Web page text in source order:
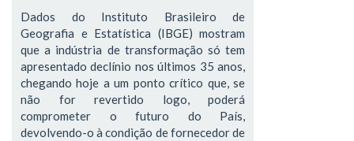
Dados do Instituto Brasileiro de
Geografia e Estatística (IBGE) mostram
que a indústria de transformação só tem
apresentado declínio nos últimos 35 anos,
chegando hoje a um ponto crítico que, se
não for revertido logo, poderá
comprometer o futuro do País,
devolvendo-o à condição de fornecedor de